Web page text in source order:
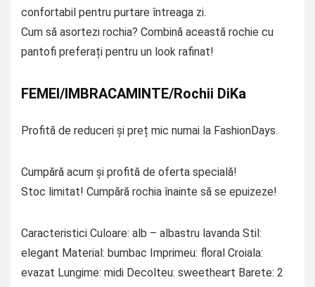
confortabil pentru purtare întreaga zi.
Cum să asortezi rochia? Combină această rochie cu
pantofi preferați pentru un look rafinat!
FEMEI/IMBRACAMINTE/Rochii DiKa
Profită de reduceri și preț mic numai la FashionDays.
Cumpără acum și profită de oferta specială!
Stoc limitat! Cumpără rochia înainte să se epuizeze!
Caracteristici Culoare: alb – albastru lavanda Stil:
elegant Material: bumbac Imprimeu: floral Croiala:
evazat Lungime: midi Decolteu: sweetheart Barete: 2